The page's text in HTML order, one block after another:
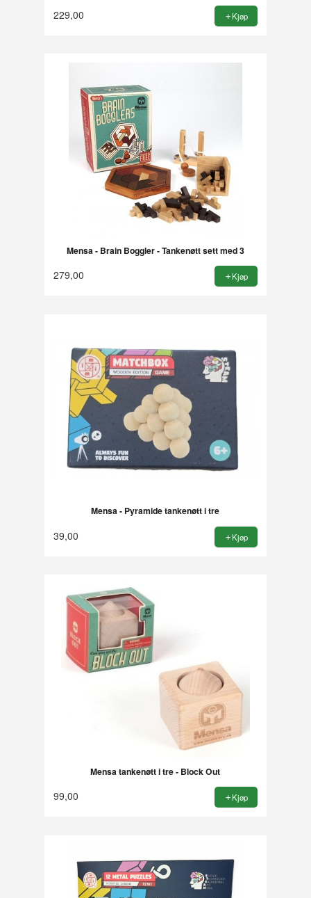
229,00 Kjøp
Mensa - Brain Boggler - Tankenøtt sett med 3
279,00 Kjøp
Mensa - Pyramide tankenøtt i tre
39,00 Kjøp
Mensa tankenøtt i tre - Block Out
99,00 Kjøp